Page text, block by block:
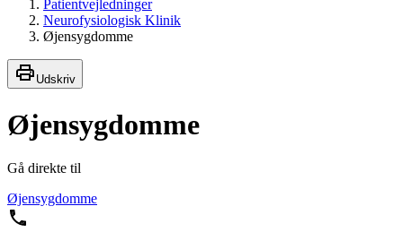
Patientvejledninger
Neurofysiologisk Klinik
Øjensygdomme
Udskriv
Øjensygdomme
Gå direkte til
Øjensygdomme